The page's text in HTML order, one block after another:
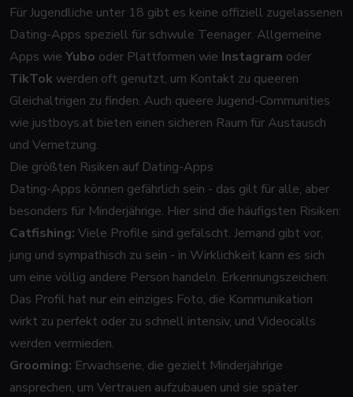
Für Jugendliche unter 18 gibt es keine offiziell zugelassenen
Dating-Apps speziell für schwule Teenager. Allgemeine
Apps wie Yubo oder Plattformen wie Instagram oder
TikTok werden oft genutzt, um Kontakt zu queeren
Gleichaltrigen zu finden. Auch queere Jugend-Communities
wie justboys.at bieten einen sicheren Raum für Austausch
und Vernetzung.
Die größten Risiken auf Dating-Apps
Dating-Apps können gefährlich sein - das gilt für alle, aber
besonders für Minderjährige. Hier sind die häufigsten Risiken:
Catfishing: Viele Profile sind gefälscht. Jemand gibt vor,
jung und sympathisch zu sein - in Wirklichkeit kann es sich
um eine völlig andere Person handeln. Erkennungszeichen:
Das Profil hat nur ein einziges Foto, die Kommunikation
wirkt zu perfekt oder zu schnell intensiv, und Videocalls
werden vermieden.
Grooming: Erwachsene, die gezielt Minderjährige
ansprechen, um Vertrauen aufzubauen und sie später